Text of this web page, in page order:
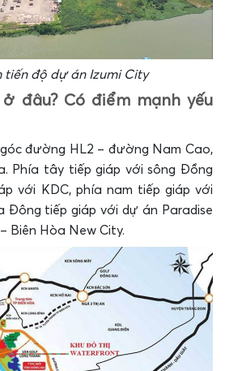
tiến độ dự án Izumi City
đâu? Có điểm mạnh yếu
đường HL2 – đường Nam Cao,
Phía tây tiếp giáp với sông Đồng
với KDC, phía nam tiếp giáp với
Đông tiếp giáp với dự án Paradise
Biên Hòa New City.